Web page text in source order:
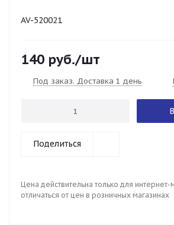
AV-520021
140 руб./шт
Под заказ. Доставка 1 день
Поделиться
Цена действительна только для
отличаться от цен в розничных магазинах